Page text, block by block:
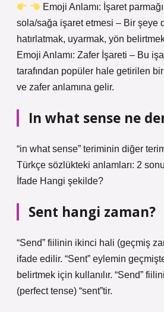
Emoji Anlamı: İşaret
sola/sağa işaret etmesi – Bir şeye
hatırlatmak, uyarmak, yön
Emoji Anlamı: Zafer İşareti – Bu
tarafından popüler hale getirilen
ve zafer anlamına gelir.
In what sense ne
“in what sense” teriminin diğer
Türkçe sözlükteki anlamları: 2
İfade Hangi şekilde?
Sent hangi zaman?
“Send” fiilinin ikinci hali (geçmiş
ifade edilir. “Sent” eylemin
belirtmek için kullanılır. “Send”
(perfect tense) “sent”tir.